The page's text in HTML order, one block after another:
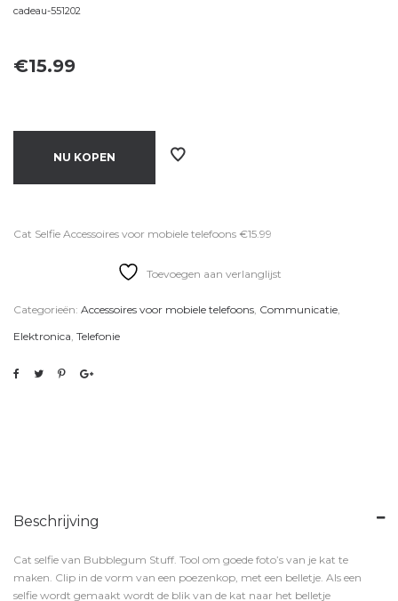
cadeau-551202
€15.99
NU KOPEN
Cat Selfie Accessoires voor mobiele telefoons €15.99
Toevoegen aan verlanglijst
Categorieën: Accessoires voor mobiele telefoons, Communicatie,
Elektronica, Telefonie
Beschrijving
Cat selfie van Bubblegum Stuff. Tool om goede foto’s van je kat te
maken. Clip in de vorm van een poezenkop, met een belletje. Als een
selfie wordt gemaakt wordt de blik van de kat naar het belletje